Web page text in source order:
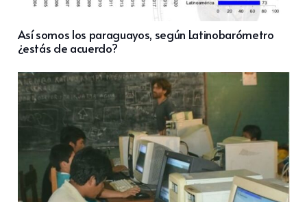
Así somos los paraguayos, según Latinobarómetro
¿estás de acuerdo?